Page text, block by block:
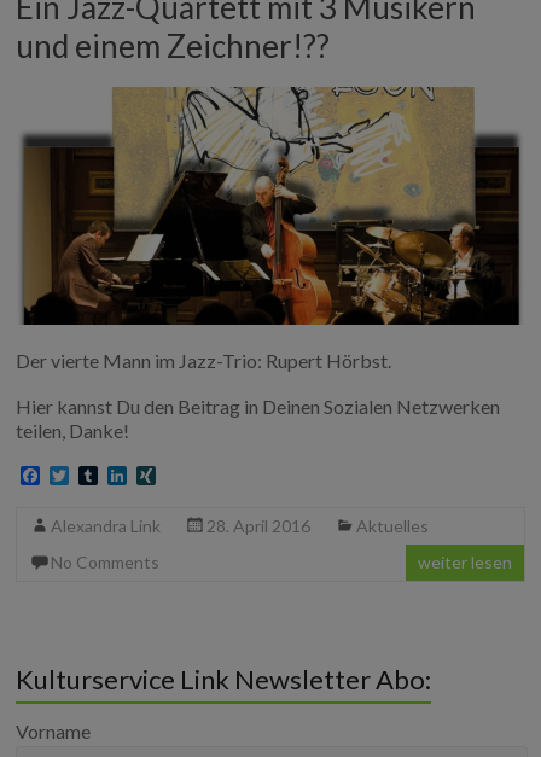
und einem Zeichner!??
Der vierte Mann im Jazz-Trio: Rupert Hörbst.
Hier kannst Du den Beitrag in Deinen Sozialen Netzwerken
teilen, Danke!
F
c
e
b
o
T
t
e
T
b
r
L
k
d
G
Alexandra Link 28. April 2016
Aktuelles
No Comments
weiter lesen
Kulturservice Link Newsletter Abo:
Vorname